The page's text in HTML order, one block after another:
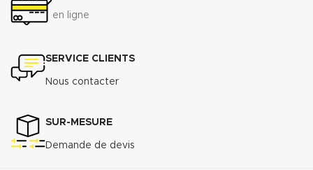
en ligne
SERVICE CLIENTS
Nous contacter
SUR-MESURE
Demande de devis